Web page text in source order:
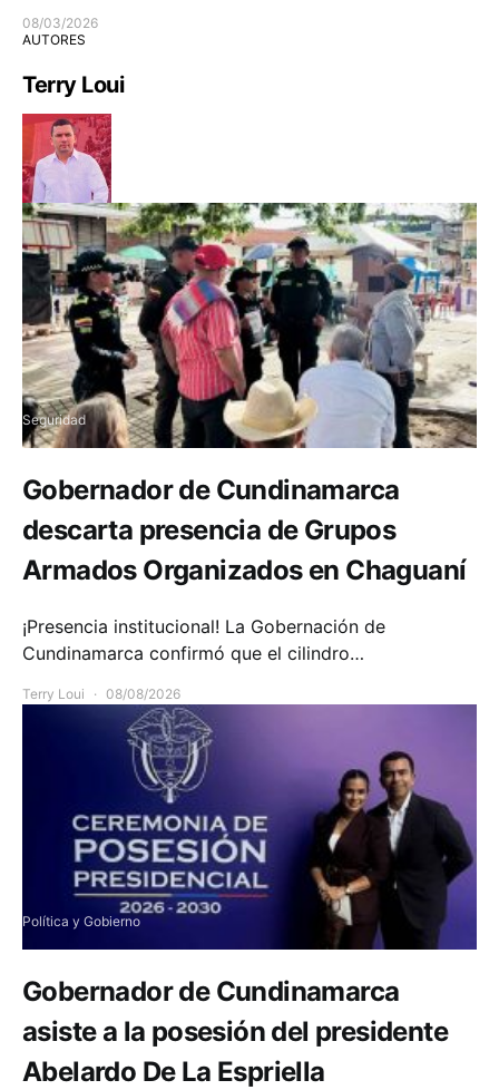
08/03/2026
AUTORES
Terry Loui
Seguridad
Gobernador de Cundinamarca
descarta presencia de Grupos
Armados Organizados en Chaguaní
¡Presencia institucional! La Gobernación de
Cundinamarca confirmó que el cilindro…
Terry Loui 08/08/2026
Política y Gobierno
Gobernador de Cundinamarca
asiste a la posesión del presidente
Abelardo De La Espriella